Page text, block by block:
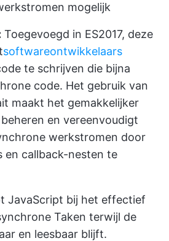
mogelijk
Toegevoegd in ES2017, deze
softwareontwikkelaars
te schrijven die bijna
code. Het gebruik van
maakt het gemakkelijker
en vereenvoudigt
werkstromen door
en callback-nesten te
JavaScript bij het effectief
Taken terwijl de
en leesbaar blijft.